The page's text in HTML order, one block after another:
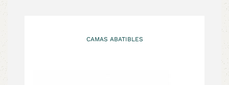
CAMAS ABATIBLES